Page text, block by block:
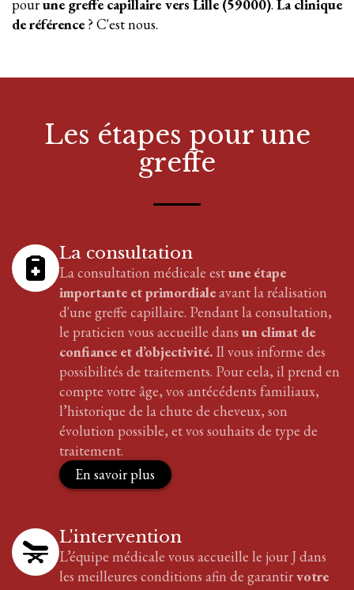
pourune greffe capillaire vers Lille (59000). La clinique
de référence ? C'est nous.
Les étapes pour une
greffe
La consultation
La consultation médicale estune étape
importante et primordialeavant la réalisation
d'une greffe capillaire. Pendant la consultation,
le praticien vous accueille dans un climat de
confiance et d’objectivité. Il vous informe des
possibilités de traitements. Pour cela, il prend en
compte votre âge, vos antécédents familiaux,
l’historique de la chute de cheveux, son
évolution possible, et vos souhaits de type de
traitement.
En savoir plus
L'intervention
L’équipe médicale vous accueille le jour J dans
les meilleures conditions afin de garantirvotre